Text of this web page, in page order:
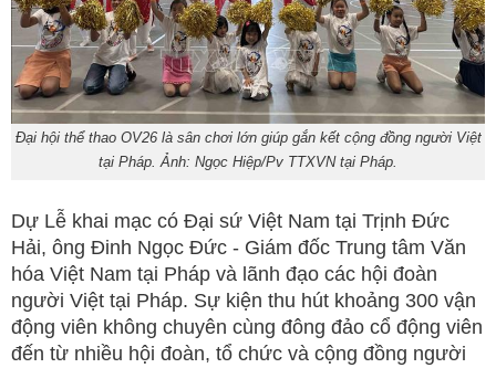
Đại hội thể thao OV26 là sân chơi lớn giúp gắn kết cộng đồng người Việt
tại Pháp. Ảnh: Ngọc Hiệp/Pv TTXVN tại Pháp.
Dự Lễ khai mạc có Đại sứ Việt Nam tại Trịnh Đức
Hải, ông Đinh Ngọc Đức - Giám đốc Trung tâm Văn
hóa Việt Nam tại Pháp và lãnh đạo các hội đoàn
người Việt tại Pháp. Sự kiện thu hút khoảng 300 vận
động viên không chuyên cùng đông đảo cổ động viên
đến từ nhiều hội đoàn, tổ chức và cộng đồng người